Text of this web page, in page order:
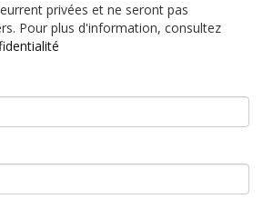
privées et ne seront pas
Pour plus d'information, consultez